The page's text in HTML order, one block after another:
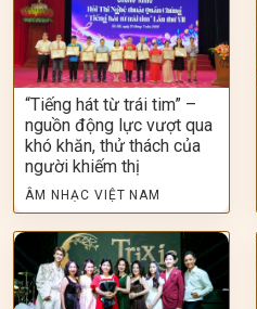
“Tiếng hát từ trái tim” –
nguồn động lực vượt qua
khó khăn, thử thách của
người khiếm thị
ÂM NHẠC VIỆT NAM